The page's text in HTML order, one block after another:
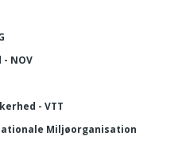
NOV
- VTT
Miljøorganisation